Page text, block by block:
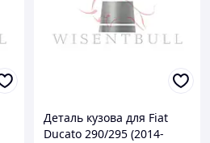
Деталь кузова для Fiat
Ducato 290/295 (2014-